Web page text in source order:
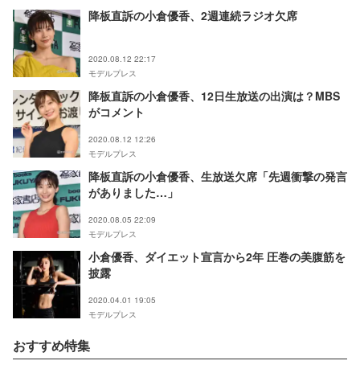
降板直訴の小倉優香、2週連続ラジオ欠席
2020.08.12 22:17
モデルプレス
降板直訴の小倉優香、12日生放送の出演は？MBS
がコメント
2020.08.12 12:26
モデルプレス
降板直訴の小倉優香、生放送欠席「先週衝撃の発言
がありました…」
2020.08.05 22:09
モデルプレス
小倉優香、ダイエット宣言から2年 圧巻の美腹筋を
披露
2020.04.01 19:05
モデルプレス
おすすめ特集